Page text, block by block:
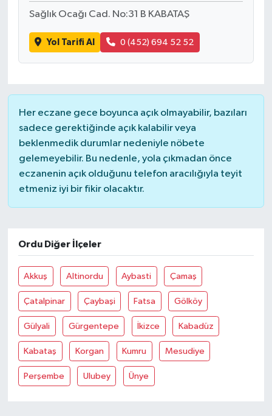
Sağlık Ocağı Cad. No:31 B KABATAŞ
Yol Tarifi Al 0 (452) 694 52 52
Her eczane gece boyunca açık olmayabilir, bazıları
sadece gerektiğinde açık kalabilir veya
beklenmedik durumlar nedeniyle nöbete
gelemeyebilir. Bu nedenle, yola çıkmadan önce
eczanenin açık olduğunu telefon aracılığıyla teyit
etmeniz iyi bir fikir olacaktır.
Ordu Diğer İlçeler
Akkuş Altinordu Aybasti Çamaş
Çatalpinar Çaybaşi Fatsa Gölköy
Gülyali Gürgentepe İkizce Kabadüz
Kabataş Korgan Kumru Mesudiye
Perşembe Ulubey Ünye